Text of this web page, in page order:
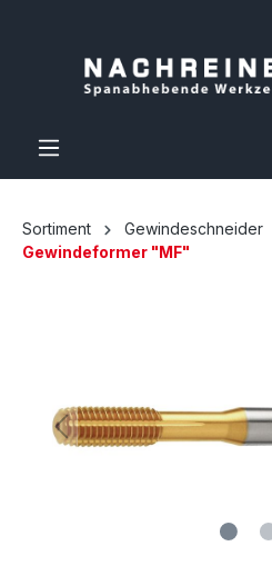
Sortiment Gewindeschneider
Gewindeformer "MF"